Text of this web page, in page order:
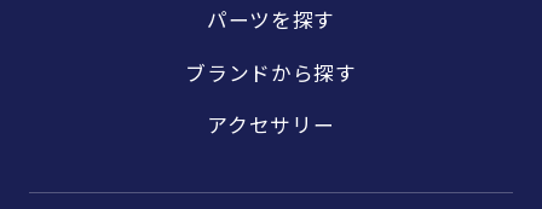
パーツを探す
ブランドから探す
アクセサリー